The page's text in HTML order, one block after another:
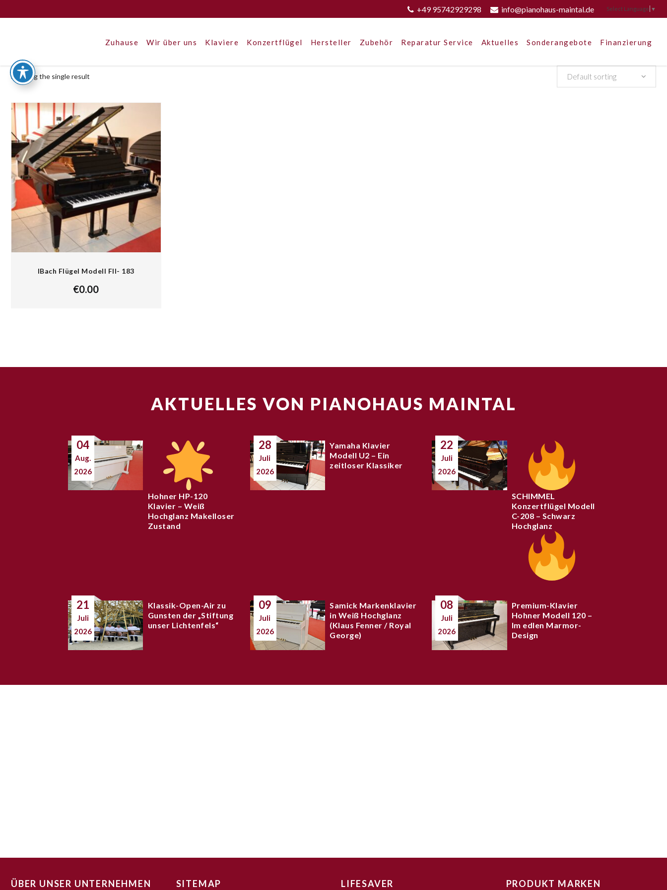
+49 95742929298 info@pianohaus-maintal.de Select Language ▼
Zuhause Wir über uns Klaviere Konzertflügel Hersteller Zubehör Reparatur Service Aktuelles Sonderangebote Finanzierung
Showing the single result Default sorting
IBach Flügel Modell FII- 183
€0.00
AKTUELLES VON PIANOHAUS MAINTAL
04
Aug.
2026
Hohner HP-120
Klavier – Weiß
Hochglanz Makelloser
Zustand
28
Juli
2026
Yamaha Klavier
Modell U2 – Ein
zeitloser Klassiker
22
Juli
2026
SCHIMMEL
Konzertflügel Modell
C-208 – Schwarz
Hochglanz
21
Juli
2026
Klassik-Open-Air zu
Gunsten der „Stiftung
unser Lichtenfels“
09
Juli
2026
Samick Markenklavier
in Weiß Hochglanz
(Klaus Fenner / Royal
George)
08
Juli
2026
Premium-Klavier
Hohner Modell 120 –
Im edlen Marmor-
Design
ÜBER UNSER UNTERNEHMEN SITEMAP LIFESAVER PRODUKT MARKEN